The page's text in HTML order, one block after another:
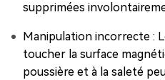
supprimées
Manipulation incorrecte :
toucher la surface
poussière et à la saleté